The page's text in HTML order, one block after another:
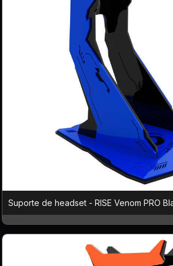
Suporte de headset - RISE Venom PRO